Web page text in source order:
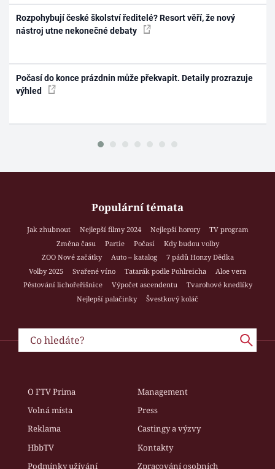
Rozpohybují české školství ředitelé? Resort věří, že nový
nástroj utne nekonečné debaty
Počasí do konce prázdnin může překvapit. Detaily prozrazuje
výhled
Populární témata
Jak zhubnout Nejlepší filmy 2024 Nejlepší horory
TV program
Změna času
Partie Počasí
Kdy budou volby
ZOO Nové začátky
Auto – katalog
7 pádů Honzy Dědka
Volby 2025
Svařené víno Tatarák podle Pohlreicha
Aloe vera
Pěstování lichořeřišnice
Výpočet ascendentu
Tvarohové knedlíky
Nejlepší palačinky
Švestkový koláč
O FTV Prima
Management
Volná místa
Press
Reklama
Castingy a výzvy
HbbTV
Kontakty
Podmínky užívání
Zpracování osobních